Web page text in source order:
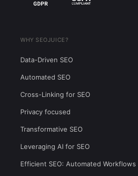
WHY SEOJUICE?
Data-Driven SEO
Automated SEO
Cross-Linking for SEO
Privacy focused
Transformative SEO
Leveraging AI for SEO
Efficient SEO: Automated Workflows